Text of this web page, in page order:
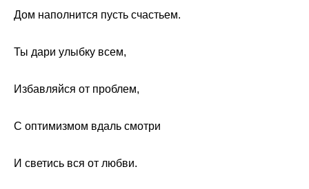
Дом наполнится пусть счастьем.
Ты дари улыбку всем,
Избавляйся от проблем,
С оптимизмом вдаль смотри
И светись вся от любви.